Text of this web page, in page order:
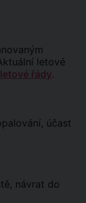
letové
řády.
účast
návrat do